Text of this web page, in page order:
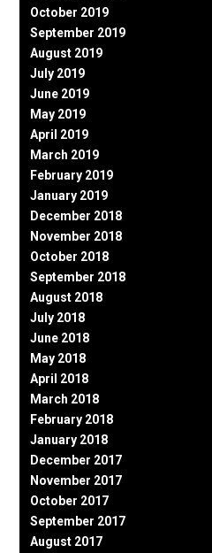
October 2019
September 2019
August 2019
July 2019
June 2019
May 2019
April 2019
March 2019
February 2019
January 2019
December 2018
November 2018
October 2018
September 2018
August 2018
July 2018
June 2018
May 2018
April 2018
March 2018
February 2018
January 2018
December 2017
November 2017
October 2017
September 2017
August 2017